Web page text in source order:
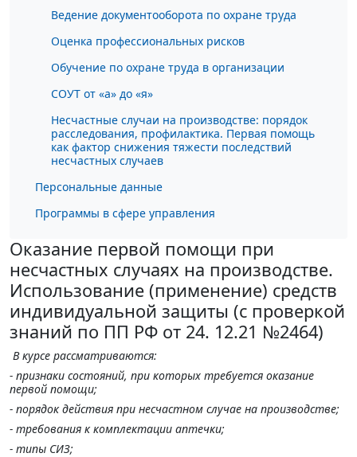
Ведение документооборота по охране труда
Оценка профессиональных рисков
Обучение по охране труда в организации
СОУТ от «а» до «я»
Несчастные случаи на производстве: порядок
расследования, профилактика. Первая помощь
как фактор снижения тяжести последствий
несчастных случаев
Персональные данные
Программы в сфере управления
Оказание первой помощи при
несчастных случаях на производстве.
Использование (применение) средств
индивидуальной защиты (с проверкой
знаний по ПП РФ от 24. 12.21 №2464)
В курсе рассматриваются:
- признаки состояний, при которых требуется оказание
первой помощи;
- порядок действия при несчастном случае на производстве;
- требования к комплектации аптечки;
- типы СИЗ;